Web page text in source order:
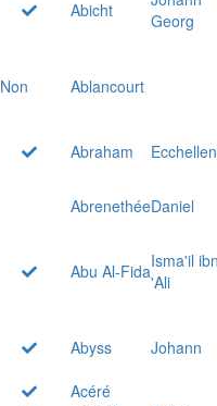
Abicht
Georg
Non
Ablancourt
Abraham
AbrenethéeDaniel
Abu Al-FidaIsma'il
'Ali
Abyss
Johann
Acéré